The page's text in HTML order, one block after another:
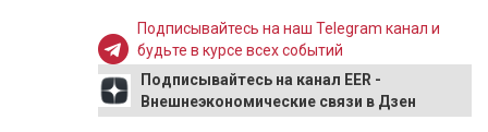
Подписывайтесь на наш Telegram канал и
будьте в курсе всех событий
Подписывайтесь на канал EER -
Внешнеэкономические связи в Дзен